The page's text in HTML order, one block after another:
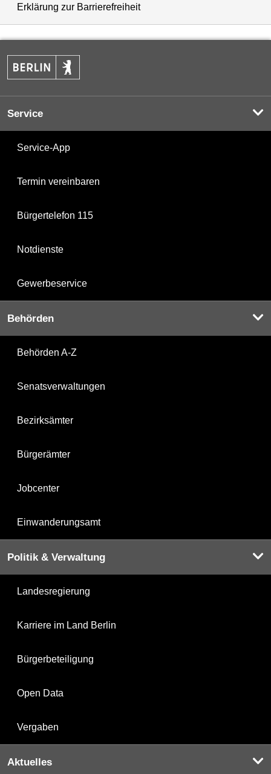
Erklärung zur Barrierefreiheit
Service
Service-App
Termin vereinbaren
Bürgertelefon 115
Notdienste
Gewerbeservice
Behörden
Behörden A-Z
Senatsverwaltungen
Bezirksämter
Bürgerämter
Jobcenter
Einwanderungsamt
Politik & Verwaltung
Landesregierung
Karriere im Land Berlin
Bürgerbeteiligung
Open Data
Vergaben
Aktuelles